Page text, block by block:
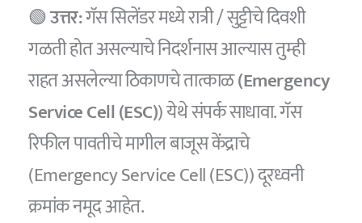
🟢उत्तर:गॅस सिलेंडर मध्ये रात्री / सुट्टीचे दिवशी
गळती होत असल्याचे निदर्शनास आल्यास तुम्ही
राहत असलेल्या ठिकाणचे तात्काळ(Emergency
Service Cell (ESC)) येथे संपर्क साधावा. गॅस
रिफील पावतीचे मागील बाजूस केंद्राचे
(Emergency Service Cell (ESC)) दूरध्वनी
क्रमांक नमूद आहेत.